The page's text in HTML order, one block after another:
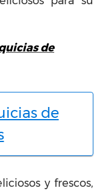
de
de
y frescos,